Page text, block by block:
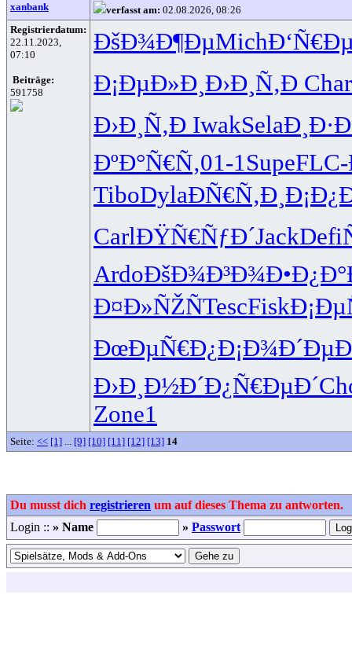
xanbank verfasst am: 02.08.2026, 08:26
Registrierdatum:
22.11.2023,
07:10
Beiträge:
591758
ÐšÐ¾Ð¶ÐµMich
Ð¡ÐµÐ»Ð¸ Ð›Ð¸Ñ‚Ð Char
Ð›Ð¸Ñ‚Ð IwakSela
ÐºÐ°Ñ€Ñ‚01-1SupeFLC-
TiboDylaÐÑ€Ñ‚Ð¸
CarlÐŸÑ€ÑƒÐ´JackDefi
ArdoÐšÐ¾Ð³Ð¾
Ð¤Ð»ÑŽÑTescFisk
ÐœÐµÑ€Ð¿Ð¡Ð¾Ð´Ðµ
Ð›Ð¸Ð½Ð´Ð¿Ñ€ÐµÐ´
Zone1
Seite: << [1] ... [9] [10] [11] [12] [13] 14
Du musst dich registrieren um auf dieses Thema zu antworten.
Login :: » Name » Passwort